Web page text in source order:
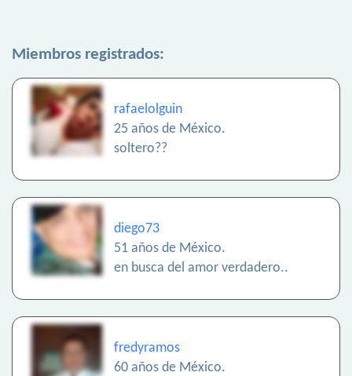
Miembros registrados:
rafaelolguin
25 años de México.
soltero??
diego73
51 años de México.
en busca del amor verdadero..
fredyramos
60 años de México.